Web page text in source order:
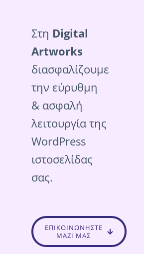
Στη Digital
Artworks
διασφαλίζουμε
την εύρυθμη
& ασφαλή
λειτουργία της
WordPress
ιστοσελίδας
σας.
ΕΠΙΚΟΙΝΩΝΗΣΤΕ
ΜΑΖΙ ΜΑΣ